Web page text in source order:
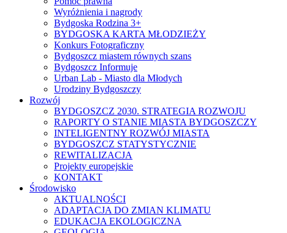
Wyróżnienia i nagrody
Bydgoska Rodzina 3+
BYDGOSKA KARTA MŁODZIEŻY
Konkurs Fotograficzny
Bydgoszcz miastem równych szans
Bydgoszcz Informuje
Urban Lab - Miasto dla Młodych
Urodziny Bydgoszczy
Rozwój
BYDGOSZCZ 2030. STRATEGIA ROZWOJU
RAPORTY O STANIE MIASTA BYDGOSZCZY
INTELIGENTNY ROZWÓJ MIASTA
BYDGOSZCZ STATYSTYCZNIE
REWITALIZACJA
Projekty europejskie
KONTAKT
Środowisko
AKTUALNOŚCI
ADAPTACJA DO ZMIAN KLIMATU
EDUKACJA EKOLOGICZNA